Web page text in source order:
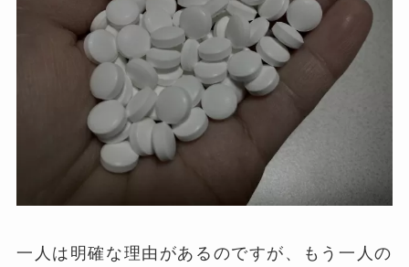
一人は明確な理由があるのですが、もう一人の